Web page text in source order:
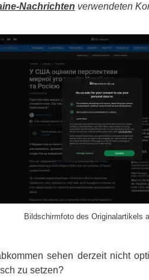
Nachrichten verwendeten
Bildschirmfoto des Originalartikels
sehen derzeit nicht
zu setzen?